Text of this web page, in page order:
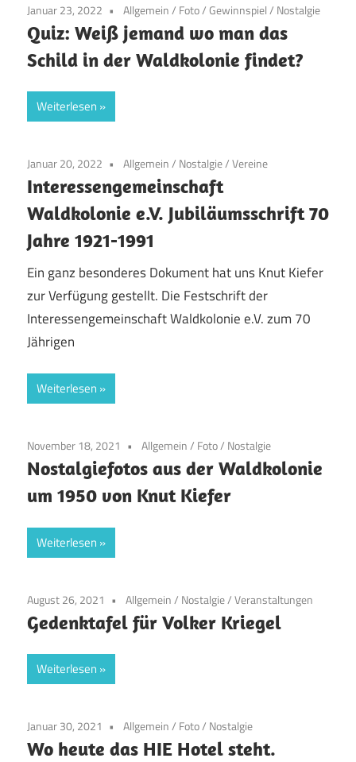
Januar 23, 2022 Allgemein/ Foto/Gewinnspiel/ Nostalgie
Quiz: Weiß jemand wo man das
Schild in der Waldkolonie findet?
Weiterlesen
Januar 20, 2022 Allgemein/ Nostalgie/Vereine
Interessengemeinschaft
Waldkolonie e.V. Jubiläumsschrift 70
Jahre 1921-1991
Ein ganz besonderes Dokument hat uns Knut Kiefer
zur Verfügung gestellt. Die Festschrift der
Interessengemeinschaft Waldkolonie e.V. zum 70
Jährigen
Weiterlesen
November 18, 2021 Allgemein/ Foto/ Nostalgie
Nostalgiefotos aus der Waldkolonie
um 1950 von Knut Kiefer
Weiterlesen
August 26, 2021 Allgemein/ Nostalgie/Veranstaltungen
Gedenktafel für Volker Kriegel
Weiterlesen
Januar 30, 2021 Allgemein/ Foto/ Nostalgie
Wo heute das HIE Hotel steht.